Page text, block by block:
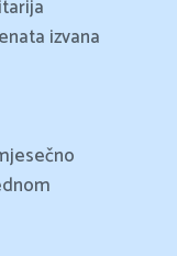
izvana